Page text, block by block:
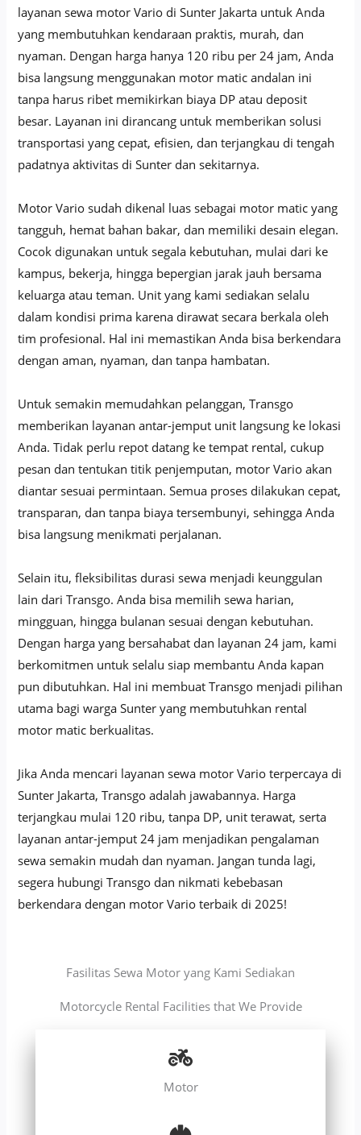
layanan sewa motor Vario di Sunter Jakarta untuk Anda
yang membutuhkan kendaraan praktis, murah, dan
nyaman. Dengan harga hanya 120 ribu per 24 jam, Anda
bisa langsung menggunakan motor matic andalan ini
tanpa harus ribet memikirkan biaya DP atau deposit
besar. Layanan ini dirancang untuk memberikan solusi
transportasi yang cepat, efisien, dan terjangkau di tengah
padatnya aktivitas di Sunter dan sekitarnya.
Motor Vario sudah dikenal luas sebagai motor matic yang
tangguh, hemat bahan bakar, dan memiliki desain elegan.
Cocok digunakan untuk segala kebutuhan, mulai dari ke
kampus, bekerja, hingga bepergian jarak jauh bersama
keluarga atau teman. Unit yang kami sediakan selalu
dalam kondisi prima karena dirawat secara berkala oleh
tim profesional. Hal ini memastikan Anda bisa berkendara
dengan aman, nyaman, dan tanpa hambatan.
Untuk semakin memudahkan pelanggan, Transgo
memberikan layanan antar-jemput unit langsung ke lokasi
Anda. Tidak perlu repot datang ke tempat rental, cukup
pesan dan tentukan titik penjemputan, motor Vario akan
diantar sesuai permintaan. Semua proses dilakukan cepat,
transparan, dan tanpa biaya tersembunyi, sehingga Anda
bisa langsung menikmati perjalanan.
Selain itu, fleksibilitas durasi sewa menjadi keunggulan
lain dari Transgo. Anda bisa memilih sewa harian,
mingguan, hingga bulanan sesuai dengan kebutuhan.
Dengan harga yang bersahabat dan layanan 24 jam, kami
berkomitmen untuk selalu siap membantu Anda kapan
pun dibutuhkan. Hal ini membuat Transgo menjadi pilihan
utama bagi warga Sunter yang membutuhkan rental
motor matic berkualitas.
Jika Anda mencari layanan sewa motor Vario terpercaya di
Sunter Jakarta, Transgo adalah jawabannya. Harga
terjangkau mulai 120 ribu, tanpa DP, unit terawat, serta
layanan antar-jemput 24 jam menjadikan pengalaman
sewa semakin mudah dan nyaman. Jangan tunda lagi,
segera hubungi Transgo dan nikmati kebebasan
berkendara dengan motor Vario terbaik di 2025!
Fasilitas Sewa Motor yang Kami Sediakan
Motorcycle Rental Facilities that We Provide
Motor